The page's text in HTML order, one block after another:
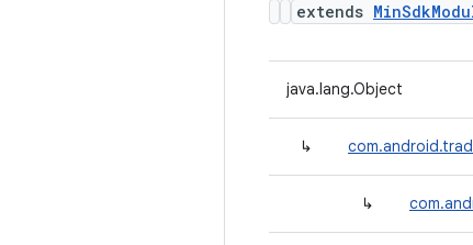
extends
java.lang.Object
↳
↳